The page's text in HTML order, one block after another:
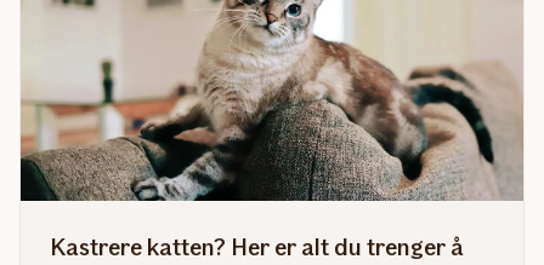
Kastrere katten? Her er alt du trenger å